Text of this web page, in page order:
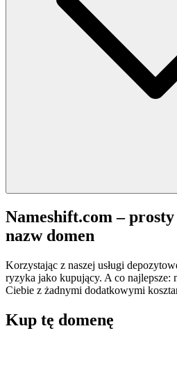
Nameshift.com – prosty
nazw domen
Korzystając z naszej usługi
ryzyka jako kupujący. A co najlepsze:
Ciebie z żadnymi dodatkowymi
Kup tę domenę